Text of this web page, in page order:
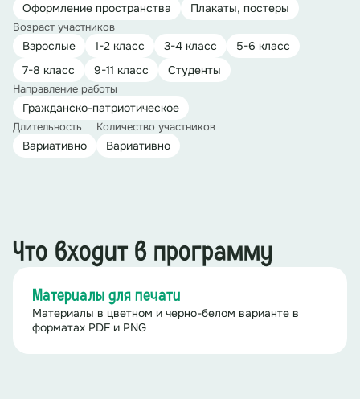
Оформление пространства Плакаты, постеры
Возраст участников
Взрослые 1-2 класс 3-4 класс
5-6 класс
7-8 класс
9-11 класс Студенты
Направление работы
Гражданско-патриотическое
Длительность
Вариативно
Количество участников
Вариативно
Что входит в программу
Материалы для печати
Материалы в цветном и черно-белом варианте в
форматах PDF и PNG